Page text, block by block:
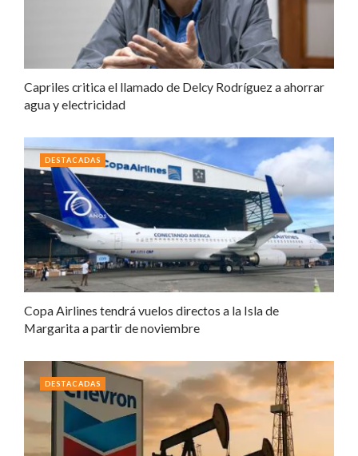
Capriles critica el llamado de Delcy Rodríguez a ahorrar
agua y electricidad
Copa Airlines tendrá vuelos directos a la Isla de
Margarita a partir de noviembre
DESTACADAS
DESTACADAS